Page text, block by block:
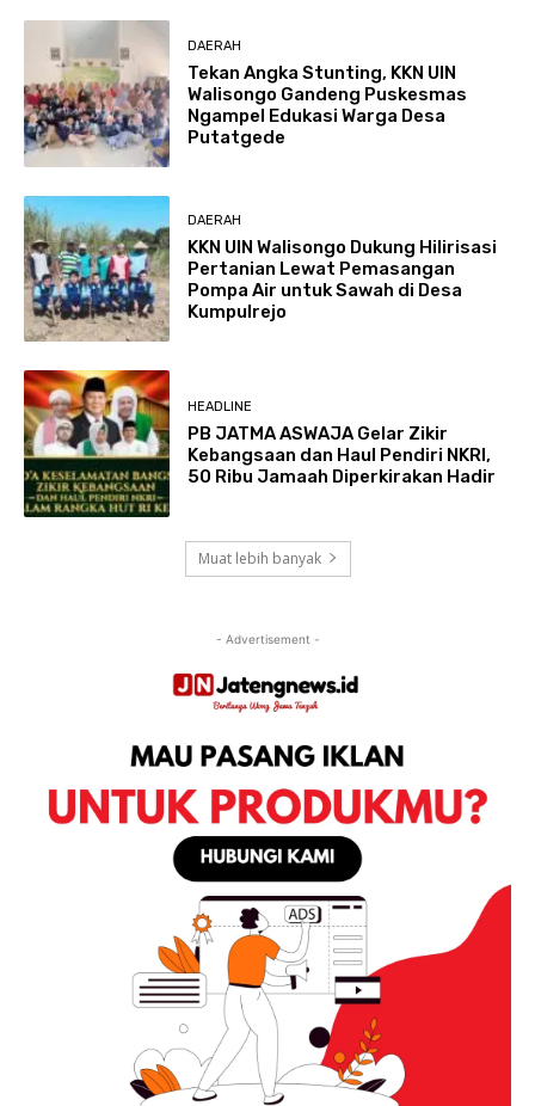
DAERAH
Tekan Angka Stunting, KKN UIN
Walisongo Gandeng Puskesmas
Ngampel Edukasi Warga Desa
Putatgede
DAERAH
KKN UIN Walisongo Dukung Hilirisasi
Pertanian Lewat Pemasangan
Pompa Air untuk Sawah di Desa
Kumpulrejo
HEADLINE
PB JATMA ASWAJA Gelar Zikir
Kebangsaan dan Haul Pendiri NKRI,
50 Ribu Jamaah Diperkirakan Hadir
Muat lebih banyak
- Advertisement -